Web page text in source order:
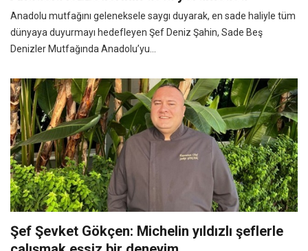
Anadolu mutfağını geleneksele saygı duyarak, en sade haliyle tüm
dünyaya duyurmayı hedefleyen Şef Deniz Şahin, Sade Beş
Denizler Mutfağında Anadolu’yu...
Şef Şevket Gökçen: Michelin yıldızlı şeflerle